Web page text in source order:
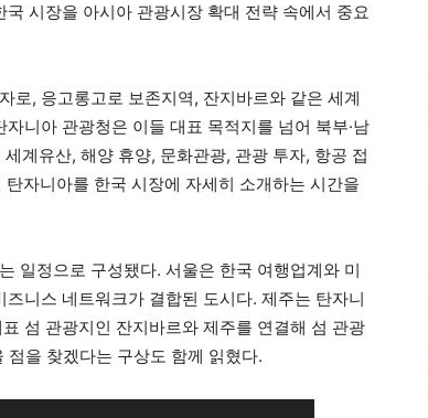
시장을 아시아 관광시장 확대 전략 속에서 중요
로, 응고롱고로 보존지역, 잔지바르와 같은 세계
니아 관광청은 이들 대표 목적지를 넘어 북부·남
계유산, 해양 휴양, 문화관광, 관광 투자, 항공 접
자니아를 한국 시장에 자세히 소개하는 시간을
일정으로 구성됐다. 서울은 한국 여행업계와 미
니스 네트워크가 결합된 도시다. 제주는 탄자니
섬 관광지인 잔지바르와 제주를 연결해 섬 관광
을 찾겠다는 구상도 함께 읽혔다.